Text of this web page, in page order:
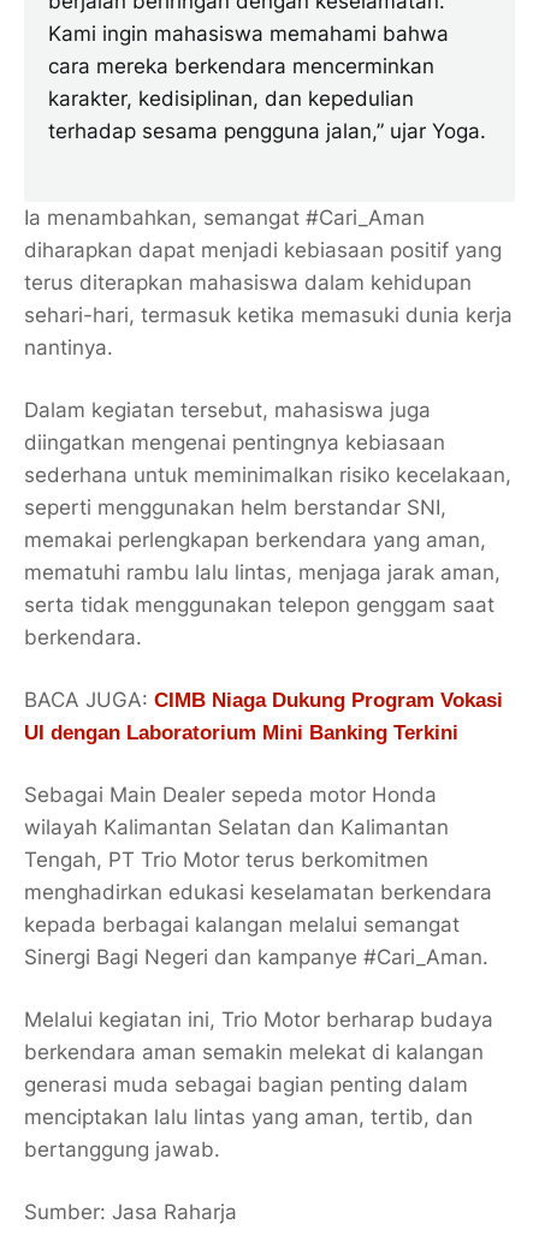
Kami ingin mahasiswa memahami bahwa
cara mereka berkendara mencerminkan
karakter, kedisiplinan, dan kepedulian
terhadap sesama pengguna jalan,” ujar Yoga.
Ia menambahkan, semangat #Cari_Aman
diharapkan dapat menjadi kebiasaan positif yang
terus diterapkan mahasiswa dalam kehidupan
sehari-hari, termasuk ketika memasuki dunia kerja
nantinya.
Dalam kegiatan tersebut, mahasiswa juga
diingatkan mengenai pentingnya kebiasaan
sederhana untuk meminimalkan risiko kecelakaan,
seperti menggunakan helm berstandar SNI,
memakai perlengkapan berkendara yang aman,
mematuhi rambu lalu lintas, menjaga jarak aman,
serta tidak menggunakan telepon genggam saat
berkendara.
BACA JUGA: CIMB Niaga Dukung Program Vokasi
UI dengan Laboratorium Mini Banking Terkini
Sebagai Main Dealer sepeda motor Honda
wilayah Kalimantan Selatan dan Kalimantan
Tengah, PT Trio Motor terus berkomitmen
menghadirkan edukasi keselamatan berkendara
kepada berbagai kalangan melalui semangat
Sinergi Bagi Negeri dan kampanye #Cari_Aman.
Melalui kegiatan ini, Trio Motor berharap budaya
berkendara aman semakin melekat di kalangan
generasi muda sebagai bagian penting dalam
menciptakan lalu lintas yang aman, tertib, dan
bertanggung jawab.
Sumber: Jasa Raharja